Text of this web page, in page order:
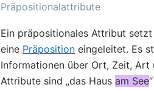
Präpositionalattribute
Ein präpositionales Attribut
eine Präposition eingeleitet. Es
Informationen über Ort, Zeit, Art
Attribute sind „das Haus am See